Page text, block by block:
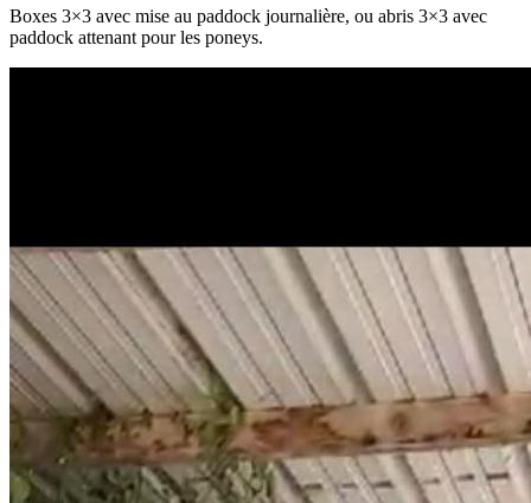
Boxes 3×3 avec mise au paddock journalière, ou abris 3×3 avec
paddock attenant pour les poneys.